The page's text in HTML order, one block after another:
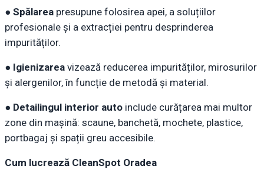
● Spălarea presupune folosirea apei, a soluțiilor
profesionale și a extracției pentru desprinderea
impurităților.
● Igienizarea vizează reducerea impurităților, mirosurilor
și alergenilor, în funcție de metodă și material.
● Detailingul interior auto include curățarea mai multor
zone din mașină: scaune, banchetă, mochete, plastice,
portbagaj și spații greu accesibile.
Cum lucrează CleanSpot Oradea